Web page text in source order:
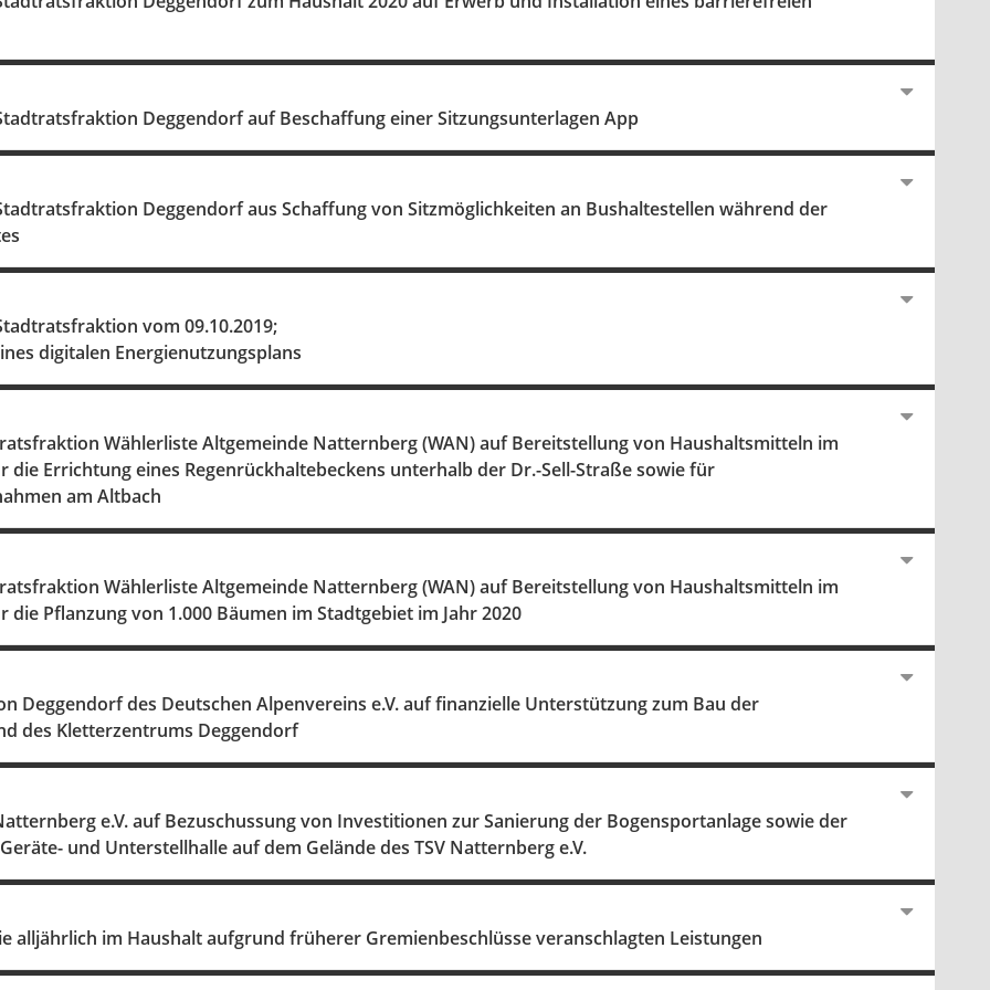
Deggendorf auf Beschaffung einer Sitzungsunterlagen App
Deggendorf aus Schaffung von Sitzmöglichkeiten an Bushaltestellen während der
vom 09.10.2019;
digitalen Energienutzungsplans
Wählerliste Altgemeinde Natternberg (WAN) auf Bereitstellung von Haushaltsmitteln im
die Errichtung eines Regenrückhaltebeckens unterhalb der Dr.-Sell-Straße sowie für
am Altbach
Wählerliste Altgemeinde Natternberg (WAN) auf Bereitstellung von Haushaltsmitteln im
die Pflanzung von 1.000 Bäumen im Stadtgebiet im Jahr 2020
Deggendorf des Deutschen Alpenvereins e.V. auf finanzielle Unterstützung zum Bau der
des Kletterzentrums Deggendorf
e.V. auf Bezuschussung von Investitionen zur Sanierung der Bogensportanlage sowie der
und Unterstellhalle auf dem Gelände des TSV Natternberg e.V.
alljährlich im Haushalt aufgrund früherer Gremienbeschlüsse veranschlagten Leistungen